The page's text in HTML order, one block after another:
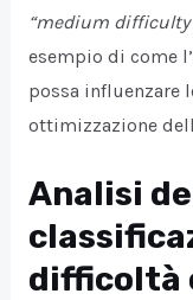
“medium difficulty
esempio di come
possa influenzare
ottimizzazione
Analisi
difficoltà